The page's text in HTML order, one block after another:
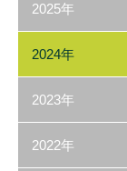
2025年
2024年
2023年
2022年